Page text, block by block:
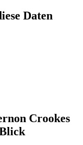
Daten
Crookes